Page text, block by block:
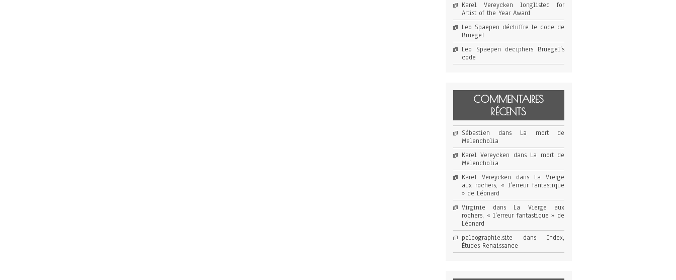
Karel Vereycken longlisted for
Artist of the Year Award
Leo Spaepen déchiffre le code de
Bruegel
Leo Spaepen deciphers Bruegel’s
code
COMMENTAIRES
RÉCENTS
Sébastien dans La mort de
Melencholia
Karel Vereycken dans La mort de
Melencholia
Karel Vereycken dans La Vierge
aux rochers, « l’erreur fantastique
» de Léonard
Virginie dans La Vierge aux
rochers, « l’erreur fantastique » de
Léonard
paleographie.site dans Index,
Études Renaissance